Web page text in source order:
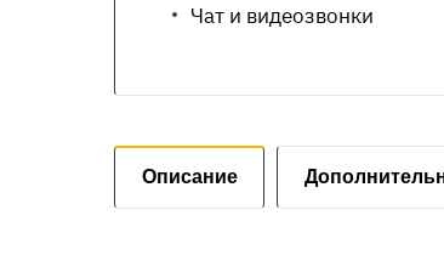
Чат и видеозвонки
Описание